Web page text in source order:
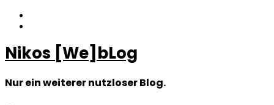
Zum
Inhalt
Nikos [We]bLog
Nur ein weiterer nutzloser Blog.